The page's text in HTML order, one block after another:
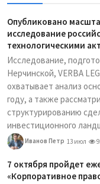
Опубликовано
исследование
технологическими
Исследование,
Нерчинской, VERBA
охватывает анализ
году, а также
структурированию
инвестиционного
Иванов Петр 13 июл
7 октября пройдет
«Корпоративное